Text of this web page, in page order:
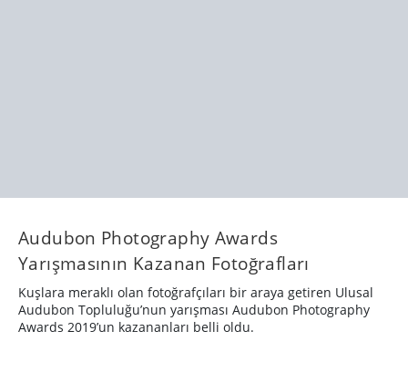
Audubon Photography Awards
Yarışmasının Kazanan Fotoğrafları
Kuşlara meraklı olan fotoğrafçıları bir araya getiren Ulusal
Audubon Topluluğu’nun yarışması Audubon Photography
Awards 2019’un kazananları belli oldu.